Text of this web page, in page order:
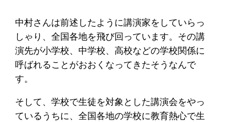
中村さんは前述したように講演家をしていらっ
しゃり、全国各地を飛び回っています。その講
演先が小学校、中学校、高校などの学校関係に
呼ばれることがおおくなってきたそうなんで
す。
そして、学校で生徒を対象とした講演会をやっ
ているうちに、全国各地の学校に教育熱心で生